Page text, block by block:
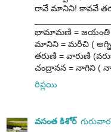
రావే మానిని! కావవే
భామామణి = జయంతి
మానిని = మరీచి (
తరుణి = వారుణి
చంద్రానన = నాగిని (
రిప్లయి
వసంత కిశోర్